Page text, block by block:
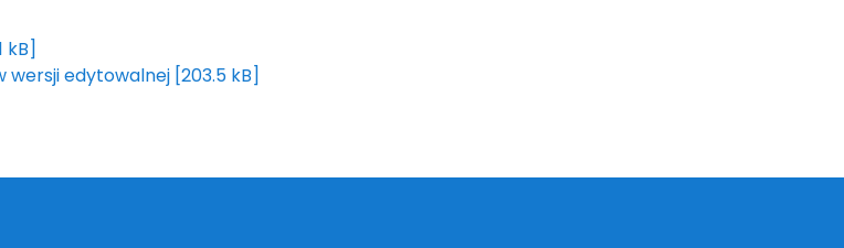
kB]
wersji edytowalnej [203.5 kB]